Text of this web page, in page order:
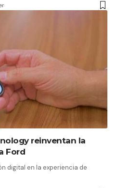
reinventan la
Ford
digital en la experiencia de